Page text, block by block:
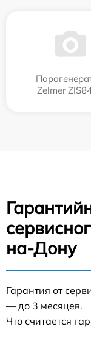
Zelmer
на-Дону
Гарантия от
— до 3 месяцев.
Что считается